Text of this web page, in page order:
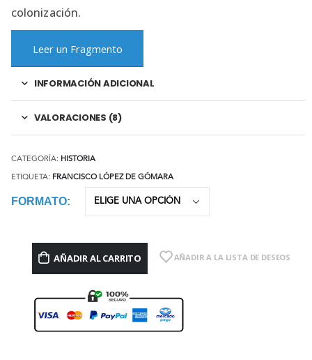
colonización.
Leer un Fragmento
INFORMACIÓN ADICIONAL
VALORACIONES (8)
CATEGORÍA: HISTORIA
ETIQUETA: FRANCISCO LÓPEZ DE GÓMARA
FORMATO
AÑADIR AL CARRITO AÑADIR A LA LISTA DE DESEOS